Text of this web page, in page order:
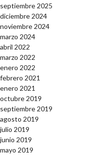
septiembre 2025
diciembre 2024
noviembre 2024
marzo 2024
abril 2022
marzo 2022
enero 2022
febrero 2021
enero 2021
octubre 2019
septiembre 2019
agosto 2019
julio 2019
junio 2019
mayo 2019